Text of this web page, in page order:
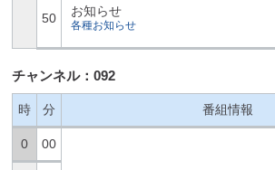
50 お知らせ
各種お知らせ
チャンネル：092
時 分 番組情報
0 00